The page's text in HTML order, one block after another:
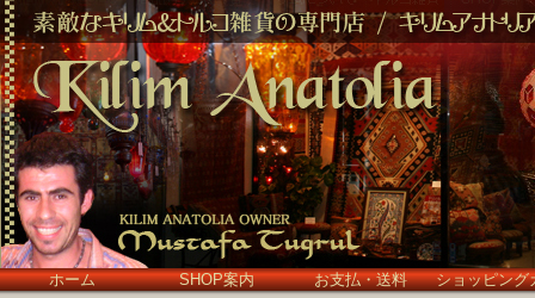
ホーム SHOP案内 お支払・送料
ショッピング